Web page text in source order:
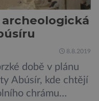
archeologická
8.8.2019
době v plánu
Abúsír, kde chtějí
chrámu